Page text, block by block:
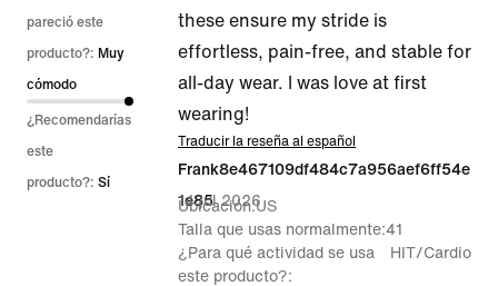
pareció este
producto?: Muy
cómodo
¿Recomendarías
este
producto?: Sí
these ensure my stride is
effortless, pain-free, and stable for
all-day wear. I was love at first
wearing!
Traducir la reseña al español
Frank8e467109df484c7a956aef6ff54e
1e85
14 jul 2026
Ubicación US
Talla que usas normalmente 41
¿Para qué actividad se usa
este producto?
HIT/Cardio